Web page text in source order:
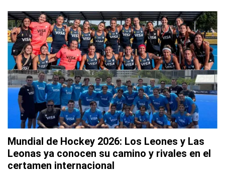
Mundial de Hockey 2026: Los Leones y Las
Leonas ya conocen su camino y rivales en el
certamen internacional